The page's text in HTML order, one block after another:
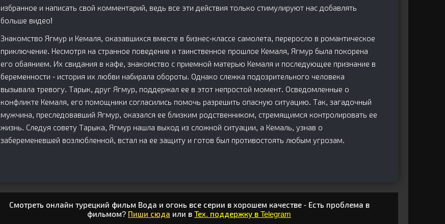
избранное и написать свой комментарий, ведь все эти действия только стимулируют нас добавлять
больше видео!
Знакомство Ягмур и Кемаля, оказавшихся вместе в бизнес-классе самолета, переросло в романтическое
приключение. Несмотря на странное поведение и таинственное прошлое Кемаля, Ягмур была покорена
его обаянием. Их свидания в кафе, знакомство с приемной матерью Кемаля и последующее признание в
беременности - история их любви набирала обороты. Однако слежка подозрительного человека
вызывала тревогу. Тарык, друг Ягмур, поддержал ее в этот непростой момент. Осведомленные о
конфликте Кемаля, его помощники согласились помочь разрешить опасную ситуацию. Так, загадочный
мужчина, преследовавший Ягмур, оказался ее близким родственником, стремящимся контролировать ее
жизнь. Следуя совету Тарыка, Ягмур нашла выход из сложной ситуации, а Кемаль, узнав о
забеременевшей возлюбленной, встал на ее защиту и готов был противостоять любым угрозам.
Смотреть онлайн турецкий фильм Вода и огонь все серии в хорошем качестве - Есть проблема в
фильмом? Пиши сюда или в Тех. поддержку в Telegram